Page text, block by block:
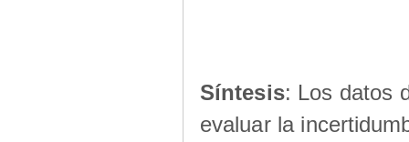
Síntesis: Los datos
evaluar la